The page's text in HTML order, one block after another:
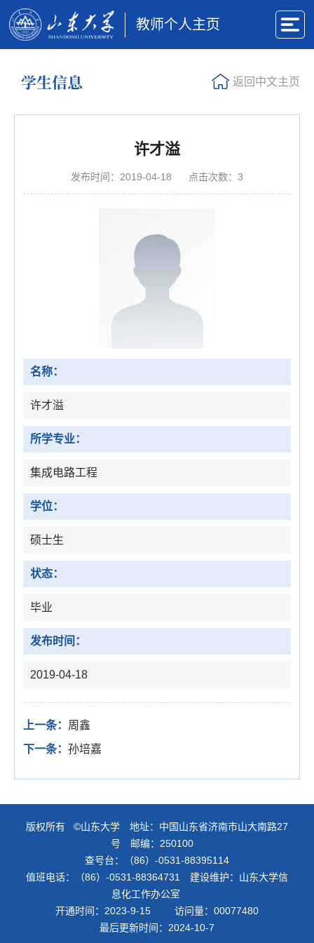
教师个人主页
学生信息 返回中文主页
许才溢
发布时间：2019-04-18 点击次数： 3
名称：
许才溢
所学专业：
集成电路工程
学位：
硕士生
状态：
毕业
发布时间：
2019-04-18
上一条： 周鑫
下一条： 孙培嘉
版权所有 ©山东大学 地址：中国山东省济南市山大南路27
号 邮编：250100
查号台：（86）-0531-88395114
值班电话：（86）-0531-88364731 建设维护：山东大学信
息化工作办公室
开通时间： 2023-9-15 访问量： 00077480
最后更新时间： 2024-10-7